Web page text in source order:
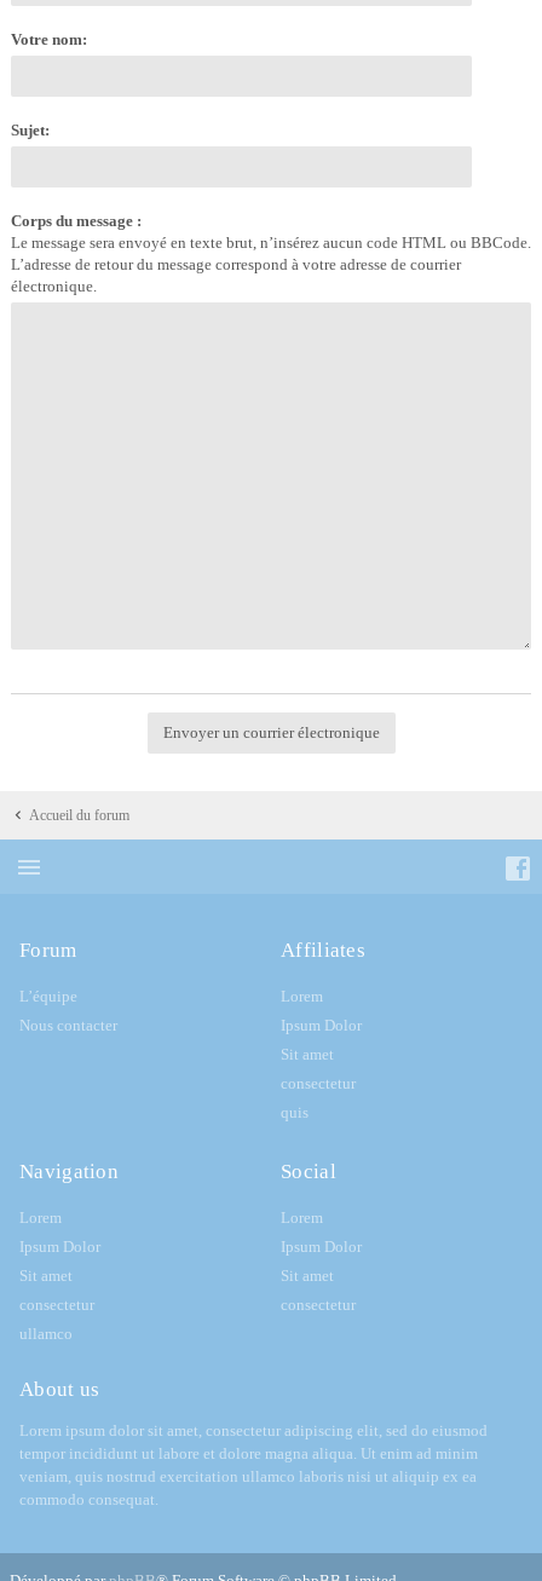
Votre nom:
Sujet:
Corps du message :
Le message sera envoyé en texte brut, n’insérez aucun code HTML ou BBCode.
L’adresse de retour du message correspond à votre adresse de courrier
électronique.
Accueil du forum
Forum
L’équipe
Nous contacter
Affiliates
Lorem
Ipsum Dolor
Sit amet
consectetur
quis
Navigation
Lorem
Ipsum Dolor
Sit amet
consectetur
ullamco
Social
Lorem
Ipsum Dolor
Sit amet
consectetur
About us
Lorem ipsum dolor sit amet, consectetur adipiscing elit, sed do eiusmod
tempor incididunt ut labore et dolore magna aliqua. Ut enim ad minim
veniam, quis nostrud exercitation ullamco laboris nisi ut aliquip ex ea
commodo consequat.